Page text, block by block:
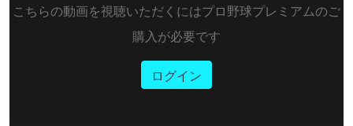
こちらの動画を視聴いただくにはプロ野球プレミアムのご
購入が必要です
ログイン